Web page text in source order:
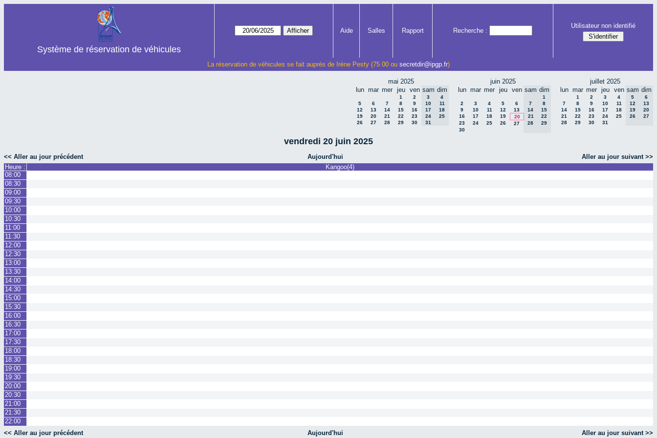
Système de réservation de véhicules
Aide Salles Rapport Recherche :
Utilisateur non identifié
La réservation de véhicules se fait auprès de Irène Pesty (75 00 ou secretdir@ipgp.fr)
mai 2025
lun mar mer jeu ven sam dim
1 2 3
4
5
6 7 8 9 10
11
12
13 14 15 16 17
18
19
20 21 22 23 24
25
26
27 28 29 30 31
juin 2025
lun mar mer jeu ven sam dim
1
2
3 4 5 6 7
8
9
10 11 12 13 14
15
16
17 18 19 20 21
22
23
24 25 26 27 28
29
30
juillet 2025
lun mar mer jeu ven sam dim
1 2 3 4 5
6
7
8 9 10 11 12
13
14
15 16 17 18 19
20
21
22 23 24 25 26
27
28
29 30 31
vendredi 20 juin 2025
<< Aller au jour précédent Aujourd'hui
Aller au jour suivant >>
Heure :
Kangoo(4)
08:00
08:30
09:00
09:30
10:00
10:30
11:00
11:30
12:00
12:30
13:00
13:30
14:00
14:30
15:00
15:30
16:00
16:30
17:00
17:30
18:00
18:30
19:00
19:30
20:00
20:30
21:00
21:30
22:00
<< Aller au jour précédent
Aujourd'hui Aller au jour suivant >>